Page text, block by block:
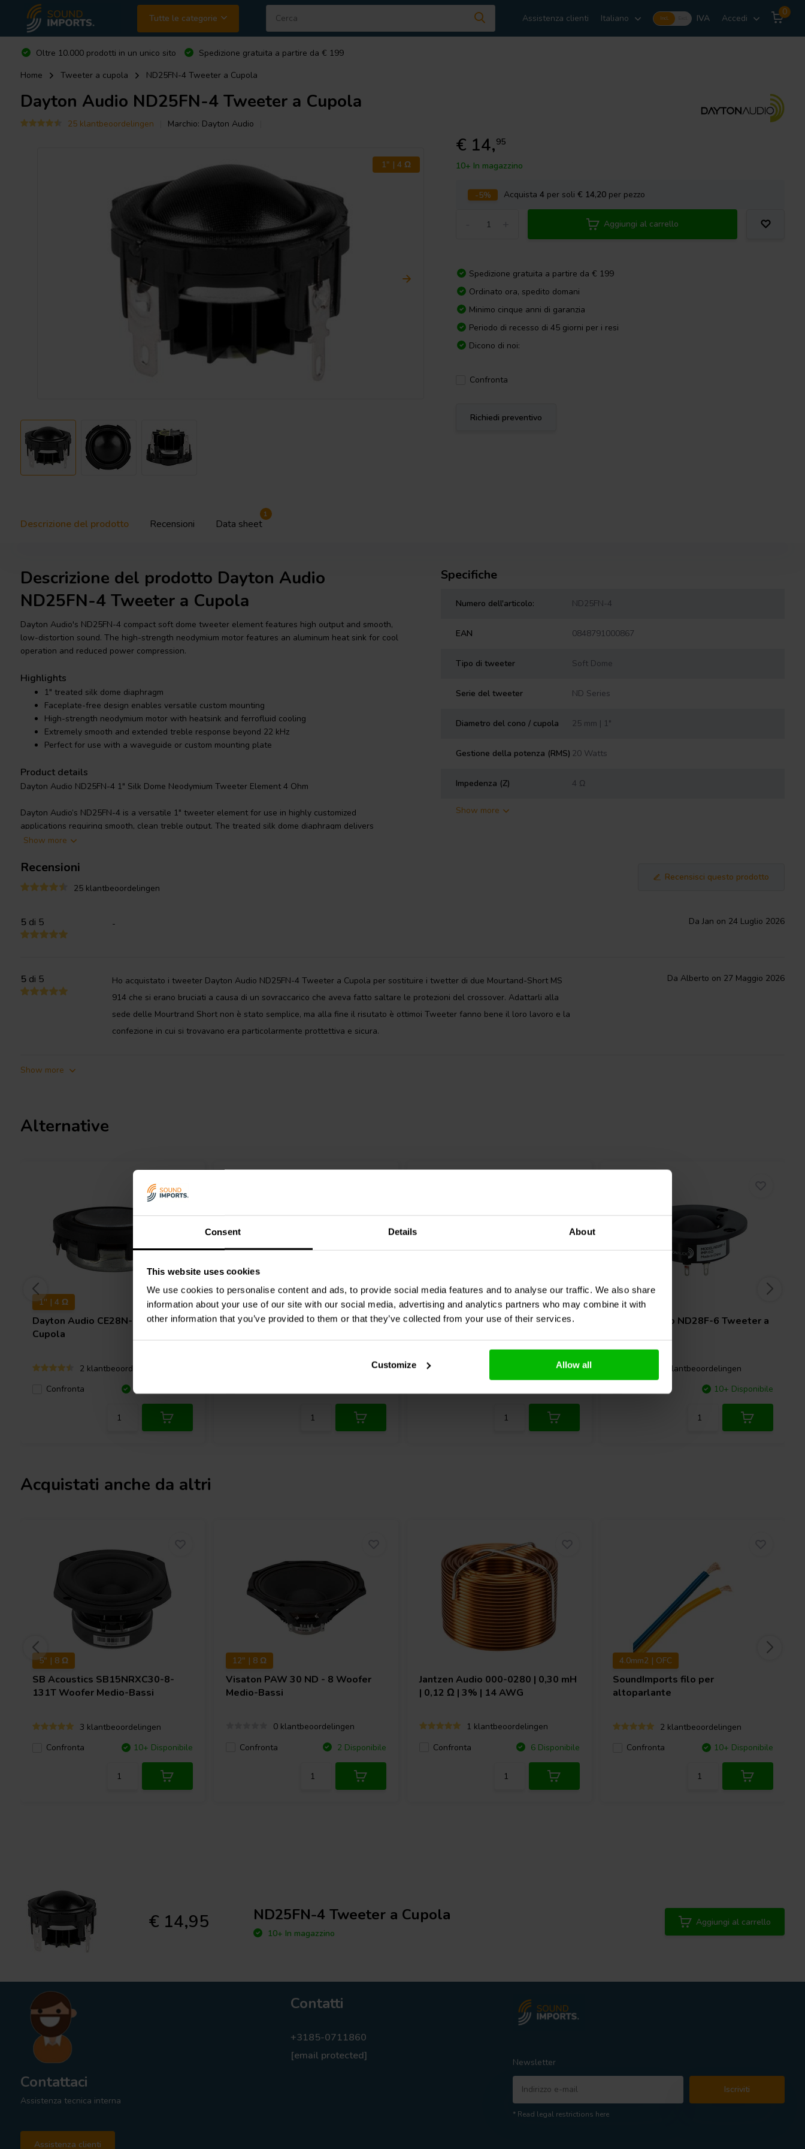
Consent Details About
This website uses cookies
We use cookies to personalise content and ads, to provide social media features and to analyse our traffic. We also share
information about your use of our site with our social media, advertising and analytics partners who may combine it with
other information that you’ve provided to them or that they’ve collected from your use of their services.
Customize Allow all
Tutte le categorie Assistenza clienti Italiano Incl. IVA Accedi
0
Oltre 10.000 prodotti in un unico sito
Spedizione gratuita a partire da € 199
Home
Tweeter a cupola ND25FN-4 Tweeter a Cupola
Dayton Audio ND25FN-4 Tweeter a Cupola
25 klantbeoordelingen Marchio: Dayton Audio
1" | 4 Ω
€ 14,95
10+ In magazzino
-5% Acquista4 per soli€ 14,20 per pezzo
Aggiungi al carrello
Spedizione gratuita a partire da € 199
Ordinato ora, spedito domani
Minimo cinque anni di garanzia
Periodo di recesso di 45 giorni per i resi
Dicono di noi:
Confronta
Richiedi preventivo
Descrizione del prodotto Recensioni Data sheet
1
Descrizione del prodotto Dayton Audio
ND25FN-4 Tweeter a Cupola
Dayton Audio's ND25FN-4 compact soft dome tweeter element features high output and smooth,
low-distortion sound. The high-strength neodymium motor features an aluminum heat sink for cool
operation and reduced power compression.
Highlights
1" treated silk dome diaphragm
Faceplate-free design enables versatile custom mounting
High-strength neodymium motor with heatsink and ferrofluid cooling
Extremely smooth and extended treble response beyond 22 kHz
Perfect for use with a waveguide or custom mounting plate
Product details
Dayton Audio ND25FN-4 1" Silk Dome Neodymium Tweeter Element 4 Ohm
Dayton Audio’s ND25FN-4 is a versatile 1" tweeter element for use in highly customized
applications requiring smooth, clean treble output. The treated silk dome diaphragm delivers
excellent detail and smoothness, while the high-strength neodymium magnet enables high output
provide improved heat dissipation from the compact motor structure, for reduced power
It’s perfect for installation into a waveguide or a custom mounting plate, or in limited clearance
applications such as automotive A-pillars. Simply bond the unit in place from behind, and prepare to
Show more
Specifiche
Numero dell'articolo: ND25FN-4
EAN 0848791000867
Tipo di tweeter Soft Dome
Serie del tweeter ND Series
Diametro del cono / cupola 25 mm | 1"
Gestione della potenza (RMS) 20 Watts
Impedenza (Z) 4 Ω
Show more
Recensioni
25 klantbeoordelingen
Recensisci questo prodotto
5di 5 - Da Jan on 24 Luglio 2026
5di 5
Ho acquistato i tweeter Dayton Audio ND25FN-4 Tweeter a Cupola per sostituire i twetter di due Mourtand-Short MS
914 che si erano bruciati a causa di un sovraccarico che aveva fatto saltare le protezioni del crossover. Adattarli alla
sede delle Mourtrand Short non è stato semplice, ma alla fine il risutato è ottimoi Tweeter fanno bene il loro lavoro e la
confezione in cui si trovavano era particolarmente prottettiva e sicura.
Da Alberto on 27 Maggio 2026
Show more
Alternative
1'' | 4 Ω
Dayton Audio CE28N-4 Tweeter a
Cupola
2 klantbeoordelingen
Confronta
10+ Disponibile
1" | 4 Ω
Dayton AudioTD25F-4 Tweeter a
3/4" | 4 Ω
Dayton Audio TD20F-4 Tweeter a
1⅛" | 6 Ω
Dayton Audio ND28F-6 Tweeter a
9 klantbeoordelingen
10+ Disponibile
Acquistati anche da altri
5" | 8 Ω
SB Acoustics SB15NRXC30-8-
131T Woofer Medio-Bassi
3 klantbeoordelingen
Confronta
10+ Disponibile
12" | 8 Ω
Visaton PAW 30 ND - 8 Woofer
Medio-Bassi
0 klantbeoordelingen
Confronta
2 Disponibile
Jantzen Audio 000-0280 | 0,30 mH
| 0,12 Ω | 3% | 14 AWG
1 klantbeoordelingen
Confronta
6 Disponibile
4.0mm2 | OFC
SoundImports filo per
altoparlante
2 klantbeoordelingen
Confronta
10+ Disponibile
€ 14,95 ND25FN-4 Tweeter a Cupola
10+ In magazzino
Aggiungi al carrello
Contattaci
Assistenza tecnica interna
Assistenza clienti
Contatti
+3185-0711860
[email protected]
Newsletter
Iscriviti
* Read legal restrictions here